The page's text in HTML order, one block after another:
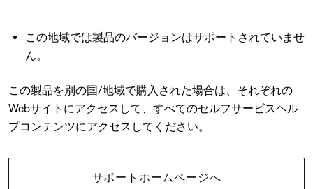
この地域では製品のバージョンはサポートされていませ
ん。
この製品を別の国/地域で購入された場合は、それぞれの
Webサイトにアクセスして、すべてのセルフサービスヘル
プコンテンツにアクセスしてください。
サポートホームページへ